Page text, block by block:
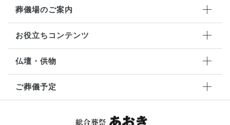
葬儀場のご案内
お役立ちコンテンツ
仏壇・供物
ご葬儀予定